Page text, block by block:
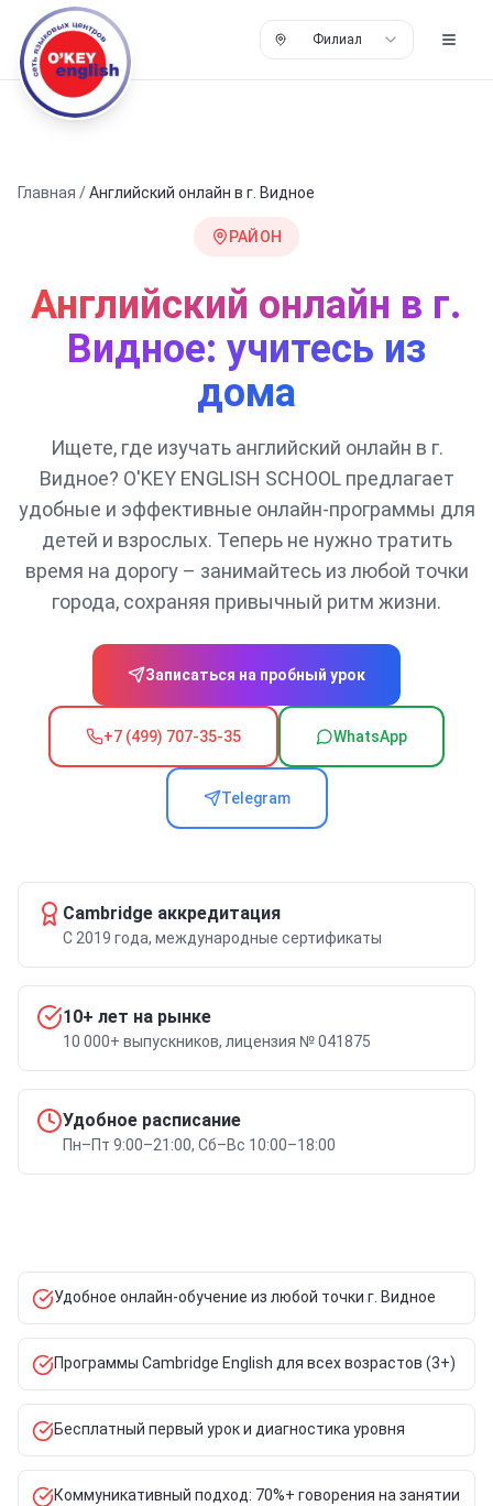
Филиал
Главная /Английский онлайн в г. Видное
РАЙОН
Английский онлайн в г.
Видное: учитесь из
дома
Ищете, где изучать английский онлайн в г.
Видное? O'KEY ENGLISH SCHOOL предлагает
удобные и эффективные онлайн-программы для
детей и взрослых. Теперь не нужно тратить
время на дорогу – занимайтесь из любой точки
города, сохраняя привычный ритм жизни.
Записаться на пробный урок
+7 (499) 707-35-35 WhatsApp
Telegram
Cambridge аккредитация
С 2019 года, международные сертификаты
10+ лет на рынке
10 000+ выпускников, лицензия № 041875
Удобное расписание
Пн–Пт 9:00–21:00, Сб–Вс 10:00–18:00
Удобное онлайн-обучение из любой точки г. Видное
Программы Cambridge English для всех возрастов (3+)
Бесплатный первый урок и диагностика уровня
Коммуникативный подход: 70%+ говорения на занятии